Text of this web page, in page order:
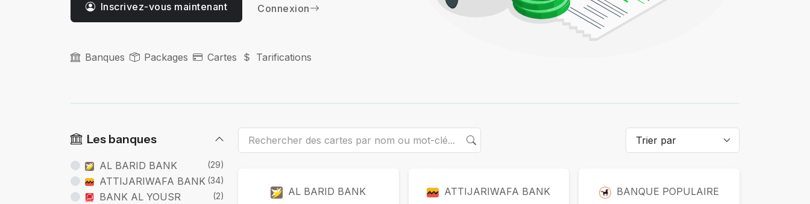
Inscrivez-vous maintenant Connexion
Banques Packages Cartes Tarifications
Les banques
AL BARID BANK (29)
ATTIJARIWAFA BANK (34)
BANK AL YOUSR (2) Packages
AL BARID BANK ATTIJARIWAFA BANK BANQUE POPULAIRE